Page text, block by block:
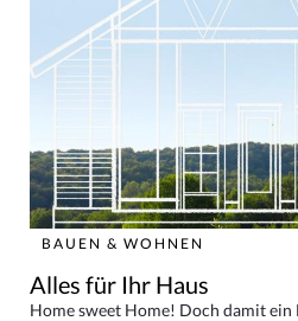
BAUEN & WOHNEN
Alles für Ihr Haus
Home sweet Home! Doch damit ein